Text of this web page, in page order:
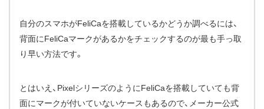
自分のスマホがFeliCaを搭載しているかどうか調べるには、
背面にFeliCaマークがあるかをチェックするのが最も手っ取
り早い方法です。
とはいえ、PixelシリーズのようにFeliCaを搭載していても背
面にマークが付いていないケースもあるので、メーカー公式